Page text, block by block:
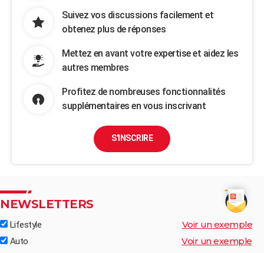
Suivez vos discussions facilement et
obtenez plus de réponses
Mettez en avant votre expertise et aidez les
autres membres
Profitez de nombreuses fonctionnalités
supplémentaires en vous inscrivant
S'INSCRIRE
NEWSLETTERS
Lifestyle Voir un exemple
Auto Voir un exemple